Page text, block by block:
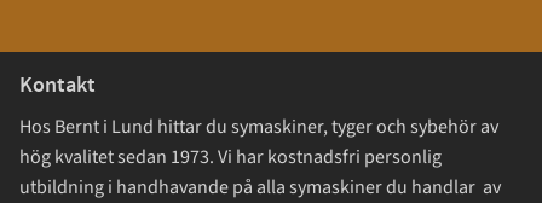
Kontakt
Hos Bernt i Lund hittar du symaskiner, tyger och sybehör av
hög kvalitet sedan 1973. Vi har kostnadsfri personlig
utbildning i handhavande på alla symaskiner du handlar av